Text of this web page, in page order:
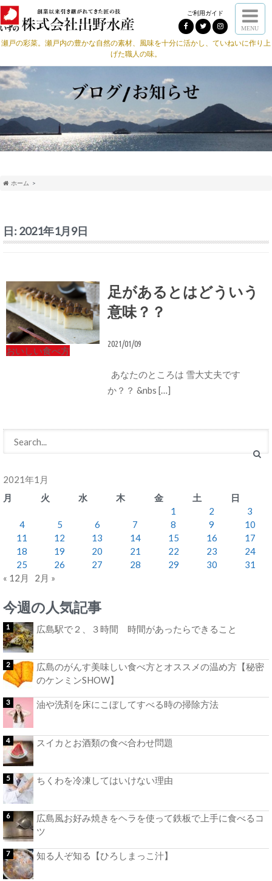
ご利用ガイド
MENU
瀬戸の彩菜。瀬戸内の豊かな自然の素材、風味を十分に活かし、ていねいに作り上
げた職人の味。
ホーム
日: 2021年1月9日
おいしい食べ方
足があるとはどういう
意味？？
2021/01/09
あなたのところは 雪大丈夫です
か？？ &nbs […]
2021年1月
月
火 水 木 金 土
日
1
2
3
4
5 6 7 8 9
10
11
12 13 14 15 16
17
18
19 20 21 22 23
24
25
26 27 28 29 30
31
« 12月
2月 »
今週の人気記事
広島駅で２、３時間 時間があったらできること
広島のがんす美味しい食べ方とオススメの温め方【秘密
のケンミンSHOW】
油や洗剤を床にこぼしてすべる時の掃除方法
スイカとお酒類の食べ合わせ問題
ちくわを冷凍してはいけない理由
広島風お好み焼きをヘラを使って鉄板で上手に食べるコ
ツ
知る人ぞ知る【ひろしまっこ汁】